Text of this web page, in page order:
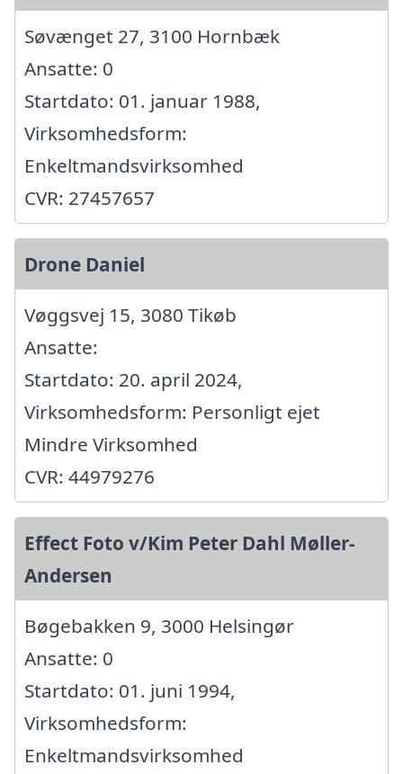
Søvænget 27, 3100 Hornbæk
Ansatte: 0
Startdato: 01. januar 1988,
Virksomhedsform:
Enkeltmandsvirksomhed
CVR: 27457657
Drone Daniel
Vøggsvej 15, 3080 Tikøb
Ansatte:
Startdato: 20. april 2024,
Virksomhedsform: Personligt ejet
Mindre Virksomhed
CVR: 44979276
Effect Foto v/Kim Peter Dahl Møller-
Andersen
Bøgebakken 9, 3000 Helsingør
Ansatte: 0
Startdato: 01. juni 1994,
Virksomhedsform:
Enkeltmandsvirksomhed